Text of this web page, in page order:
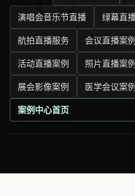
演唱会音乐节直播
绿幕直
航拍直播服务
会议直播案例
活动直播案例
照片直播案例
展会影像案例
医学会议案例
案例中心首页